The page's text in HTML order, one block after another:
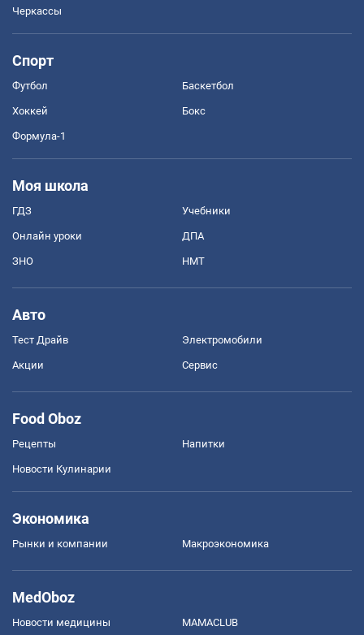
Черкассы
Спорт
Футбол Баскетбол
Хоккей Бокс
Формула-1
Моя школа
ГДЗ Учебники
Онлайн уроки ДПА
ЗНО НМТ
Авто
Тест Драйв Электромобили
Акции Сервис
Food Oboz
Рецепты Напитки
Новости Кулинарии
Экономика
Рынки и компании Mакроэкономика
MedOboz
Новости медицины MAMACLUB